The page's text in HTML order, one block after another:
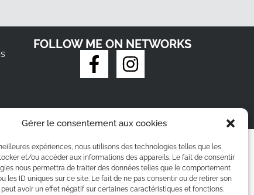
Gérer le consentement aux cookies
expériences, nous utilisons des technologies telles que les
et/ou accéder aux informations des appareils. Le fait de consentir
nous permettra de traiter des données telles que le comportement
les ID uniques sur ce site. Le fait de ne pas consentir ou de retirer son
avoir un effet négatif sur certaines caractéristiques et fonctions.
FOLLOW ME ON NETWORKS